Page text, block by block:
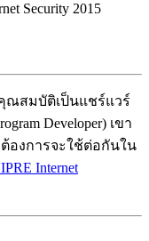
Security 2015
ณสมบัติเป็นแชร์แวร์
Developer) เขา
องการจะใช้ต่อกันใน
Internet